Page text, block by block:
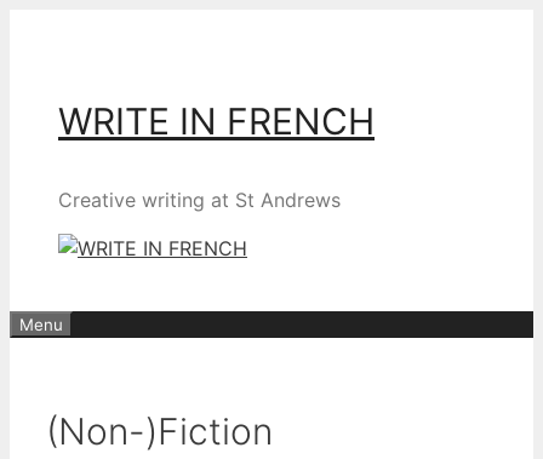
WRITE IN FRENCH
Creative writing at St Andrews
Menu
(Non-)Fiction